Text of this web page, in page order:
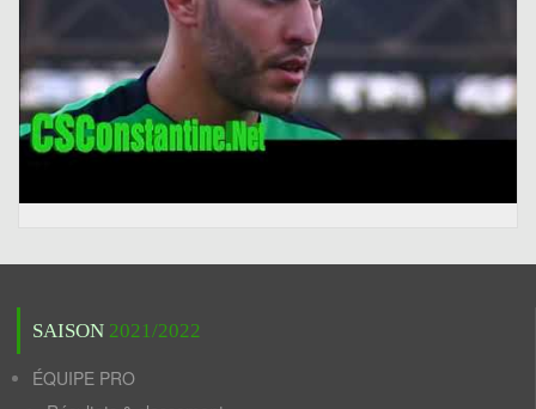
SAISON 2021/2022
ÉQUIPE PRO